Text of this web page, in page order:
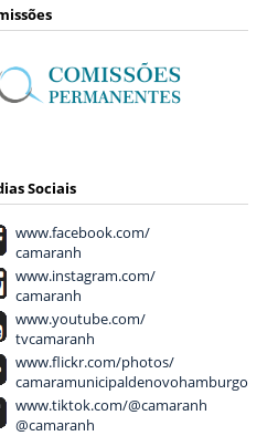
Sociais
www.facebook.com/
camaranh
www.instagram.com/
camaranh
www.youtube.com/
tvcamaranh
www.flickr.com/photos/
camaramunicipaldenovohamburgo
www.tiktok.com/@camaranh
@camaranh